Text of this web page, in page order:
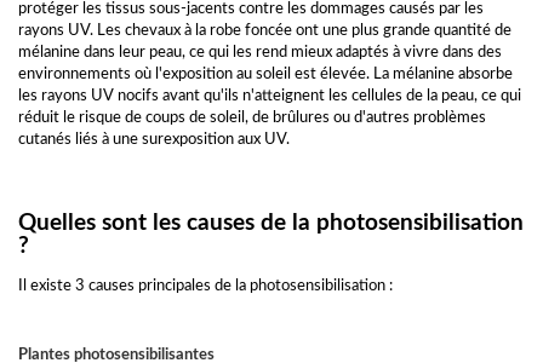
protéger les tissus sous-jacents contre les dommages causés par les
rayons UV. Les chevaux à la robe foncée ont une plus grande quantité de
mélanine dans leur peau, ce qui les rend mieux adaptés à vivre dans des
environnements où l'exposition au soleil est élevée. La mélanine absorbe
les rayons UV nocifs avant qu'ils n'atteignent les cellules de la peau, ce qui
réduit le risque de coups de soleil, de brûlures ou d'autres problèmes
cutanés liés à une surexposition aux UV.
Quelles sont les causes de la photosensibilisation
?
Il existe 3 causes principales de la photosensibilisation :
Plantes photosensibilisantes